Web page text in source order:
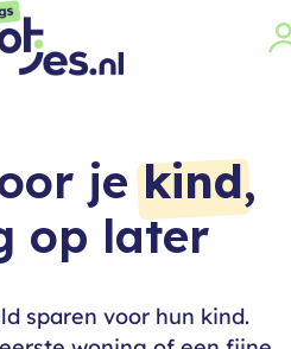
jekind,
op later
sparen voor hun kind.